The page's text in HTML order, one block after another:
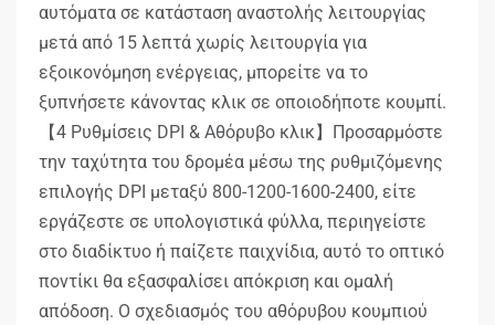
αυτόματα σε κατάσταση αναστολής λειτουργίας
μετά από 15 λεπτά χωρίς λειτουργία για
εξοικονόμηση ενέργειας, μπορείτε να το
ξυπνήσετε κάνοντας κλικ σε οποιοδήποτε κουμπί.
【4 Ρυθμίσεις DPI & Αθόρυβο κλικ】Προσαρμόστε
την ταχύτητα του δρομέα μέσω της ρυθμιζόμενης
επιλογής DPI μεταξύ 800-1200-1600-2400, είτε
εργάζεστε σε υπολογιστικά φύλλα, περιηγείστε
στο διαδίκτυο ή παίζετε παιχνίδια, αυτό το οπτικό
ποντίκι θα εξασφαλίσει απόκριση και ομαλή
απόδοση. Ο σχεδιασμός του αθόρυβου κουμπιού